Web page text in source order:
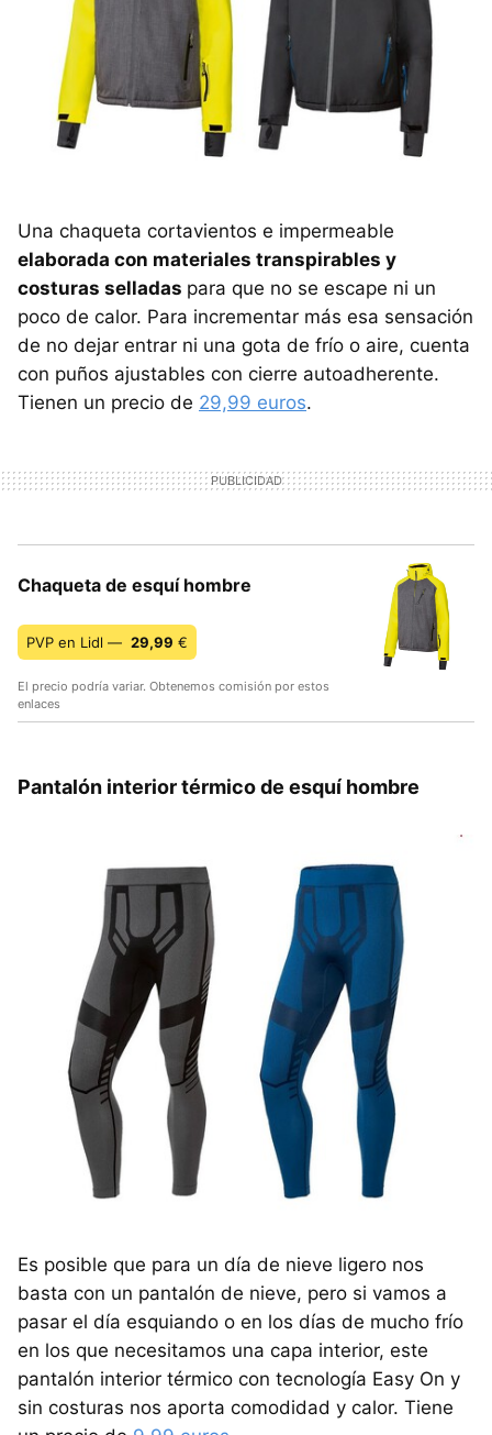
Una chaqueta cortavientos e impermeable
elaborada con materiales transpirables y
costuras selladas para que no se escape ni un
poco de calor. Para incrementar más esa sensación
de no dejar entrar ni una gota de frío o aire, cuenta
con puños ajustables con cierre autoadherente.
Tienen un precio de 29,99 euros.
Chaqueta de esquí hombre
PVP en Lidl — 29,99 €
El precio podría variar. Obtenemos comisión por estos
enlaces
Pantalón interior térmico de esquí hombre
Es posible que para un día de nieve ligero nos
basta con un pantalón de nieve, pero si vamos a
pasar el día esquiando o en los días de mucho frío
en los que necesitamos una capa interior, este
pantalón interior térmico con tecnología Easy On y
sin costuras nos aporta comodidad y calor. Tiene